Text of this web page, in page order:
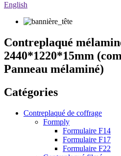
English
Contreplaqué
2440*1220*15mm
Panneau mélaminé)
Catégories
Contreplaqué de coffrage
Formply
Formulaire F14
Formulaire F17
Formulaire F22